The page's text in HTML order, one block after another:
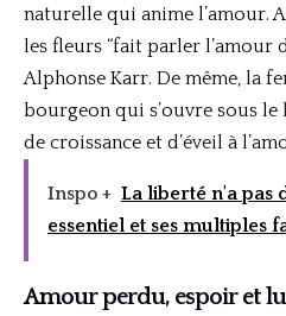
naturelle qui anime l’amour.
les fleurs “fait parler l’amour
Alphonse Karr. De même, la
bourgeon qui s’ouvre sous
de croissance et d’éveil à
Inspo + La liberté n'a pas
essentiel et ses multiples
Amour perdu, espoir et